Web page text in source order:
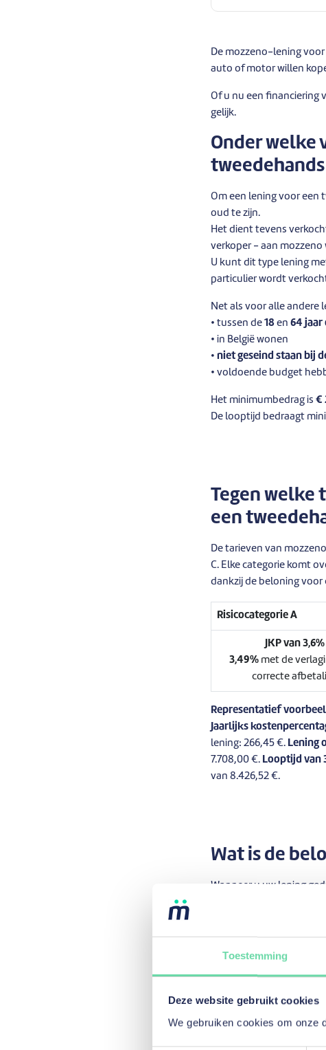
Toestemming
Deze website gebruikt cookies
We gebruiken cookies om onze
De mozzeno-lening
auto of motor willen
Of u nu een financiering
gelijk.
Onder welke
Om een lening voor een
oud te zijn.
Het dient tevens
verkoper - aan mozzeno
U kunt dit type lening
particulier wordt
Net als voor alle andere
• tussen de 18 en 64 jaar
• in België wonen
• niet geseind staan bij
• voldoende budget
Het minimumbedrag is €
De looptijd bedraagt
Tegen welke
een
De tarieven van
C. Elke categorie komt
dankzij de beloning voor
Risicocategorie A
JKP van 3,6%
3,49% met de
correcte
Representatief
Jaarlijks
lening: 266,45 €. Lening
7.708,00 €. Looptijd van
van 8.426,52 €.
Wat is de
Wanneer u uw lening
Waarom
Omdat de leningen
bank is uniek in België.